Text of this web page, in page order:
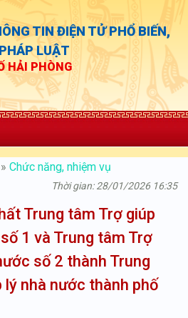
TIN ĐIỆN TỬ PHỔ BIẾN,
LUẬT
HẢI PHÒNG
» Chức năng, nhiệm vụ
Thời gian: 28/01/2026 16:35
Trung tâm Trợ giúp
1 và Trung tâm Trợ
số 2 thành Trung
nhà nước thành phố